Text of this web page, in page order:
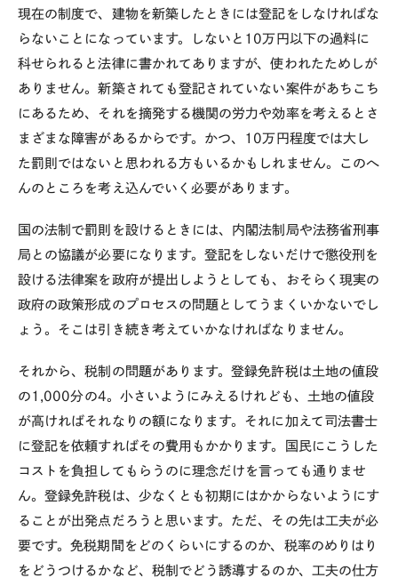
現在の制度で、建物を新築したときには登記をしなければな
らないことになっています。しないと10万円以下の過料に
科せられると法律に書かれてありますが、使われたためしが
ありません。新築されても登記されていない案件があちこち
にあるため、それを摘発する機関の労力や効率を考えるとさ
まざまな障害があるからです。かつ、10万円程度では大し
た罰則ではないと思われる方もいるかもしれません。このへ
んのところを考え込んでいく必要があります。
国の法制で罰則を設けるときには、内閣法制局や法務省刑事
局との協議が必要になります。登記をしないだけで懲役刑を
設ける法律案を政府が提出しようとしても、おそらく現実の
政府の政策形成のプロセスの問題としてうまくいかないでし
ょう。そこは引き続き考えていかなければなりません。
それから、税制の問題があります。登録免許税は土地の値段
の1,000分の4。小さいようにみえるけれども、土地の値段
が高ければそれなりの額になります。それに加えて司法書士
に登記を依頼すればその費用もかかります。国民にこうした
コストを負担してもらうのに理念だけを言っても通りませ
ん。登録免許税は、少なくとも初期にはかからないようにす
ることが出発点だろうと思います。ただ、その先は工夫が必
要です。免税期間をどのくらいにするのか、税率のめりはり
をどうつけるかなど、税制でどう誘導するのか、工夫の仕方